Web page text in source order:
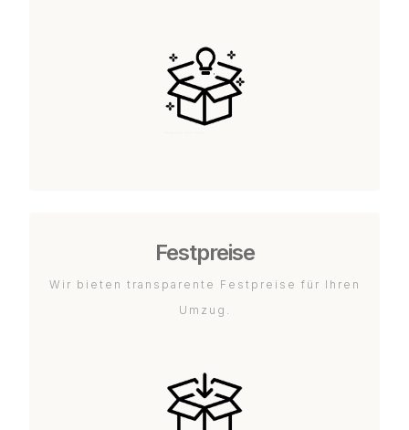
Festpreise
Wir bieten transparente Festpreise für Ihren
Umzug.